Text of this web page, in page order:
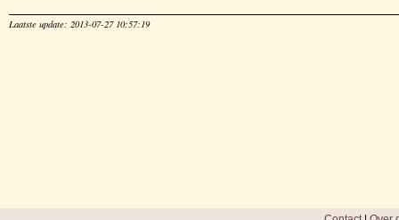
Laatste update: 2013-07-27 10:57:19